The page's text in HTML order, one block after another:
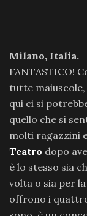
Milano, Italia.
FANTASTICO!
tutte
qui ci si
quello che si
molti ragazzini
Teatro dopo
è lo stesso sia
volta o sia per
offrono i